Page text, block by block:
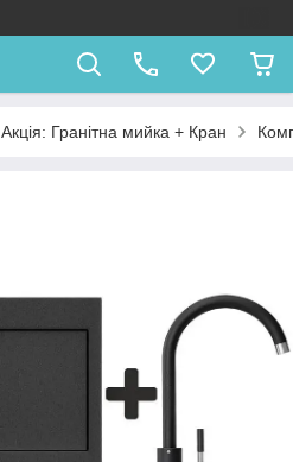
Акція: Гранітна мийка + Кран